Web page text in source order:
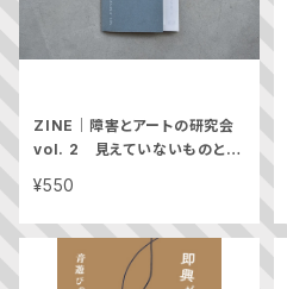
ZINE｜障害とアートの研究会
vol. 2 見えていないものと、
¥550